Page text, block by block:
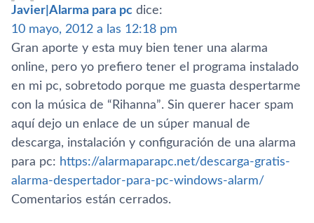
Javier|Alarma para pc dice:
10 mayo, 2012 a las 12:18 pm
Gran aporte y esta muy bien tener una alarma
online, pero yo prefiero tener el programa instalado
en mi pc, sobretodo porque me guasta despertarme
con la música de “Rihanna”. Sin querer hacer spam
aquí­ dejo un enlace de un súper manual de
descarga, instalación y configuración de una alarma
para pc: https://alarmaparapc.net/descarga-gratis-
alarma-despertador-para-pc-windows-alarm/
Comentarios están cerrados.